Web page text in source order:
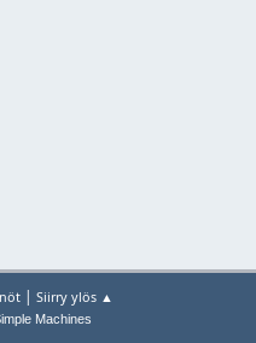
| Siirry ylös ▲
Machines